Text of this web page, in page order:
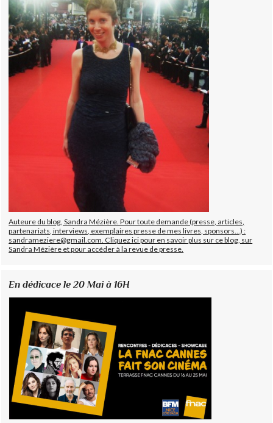
Auteure du blog, Sandra Mézière. Pour toute demande (presse, articles,
partenariats, interviews, exemplaires presse de mes livres, sponsors...) :
sandrameziere@gmail.com. Cliquez ici pour en savoir plus sur ce blog, sur
Sandra Mézière et pour accéder à la revue de presse.
En dédicace le 20 Mai à 16H